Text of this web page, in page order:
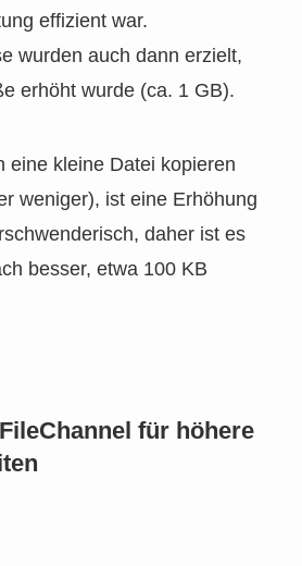
effizient war.
wurden auch dann erzielt,
erhöht wurde (ca. 1 GB).
eine kleine Datei kopieren
weniger), ist eine Erhöhung
daher ist es
besser, etwa 100 KB
für höhere